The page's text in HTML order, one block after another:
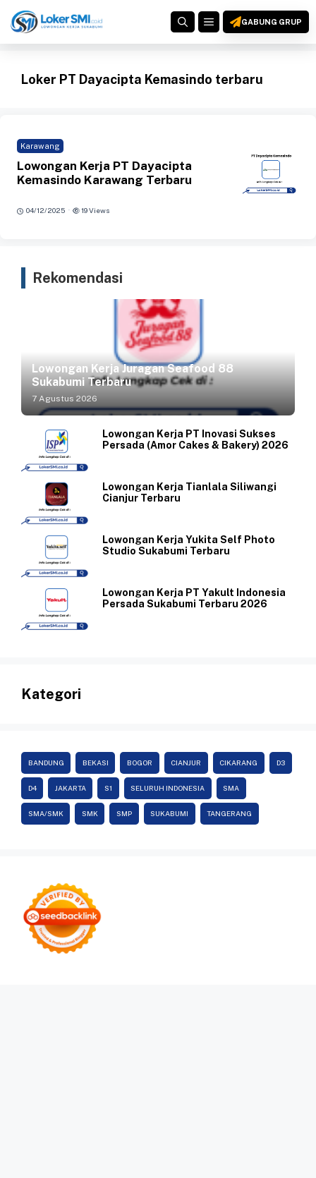
ke
MENUGABUNG GRUP
Loker PT Dayacipta Kemasindo terbaru
Karawang
Lowongan Kerja PT Dayacipta
Kemasindo Karawang Terbaru
04/12/2025 · 19 Views
Rekomendasi
Lowongan Kerja Juragan Seafood 88
Sukabumi Terbaru
7 Agustus 2026
Lowongan Kerja PT Inovasi Sukses
Persada (Amor Cakes & Bakery) 2026
Lowongan Kerja Tianlala Siliwangi
Cianjur Terbaru
Lowongan Kerja Yukita Self Photo
Studio Sukabumi Terbaru
Lowongan Kerja PT Yakult Indonesia
Persada Sukabumi Terbaru 2026
Kategori
BANDUNG BEKASI BOGOR CIANJUR CIKARANG D3
D4 JAKARTA S1 SELURUH INDONESIA SMA
SMA/SMK SMK SMP SUKABUMI TANGERANG